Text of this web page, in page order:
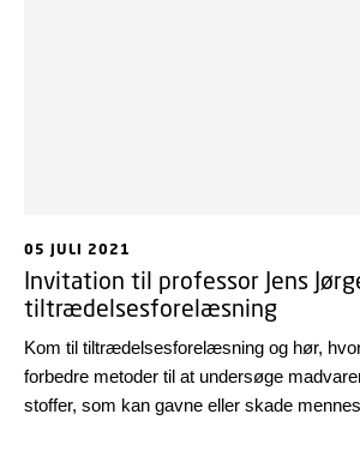
05 JULI 2021
Invitation til professor Jens
tiltrædelsesforelæsning
Kom til tiltrædelsesforelæsning og hør,
forbedre metoder til at undersøge
stoffer, som kan gavne eller skade